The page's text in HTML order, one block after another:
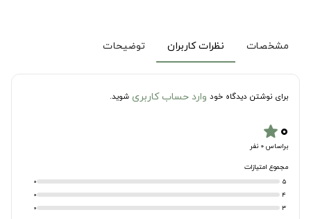
مشخصات نظرات کاربران توضیحات
برای نوشتن دیدگاه خود وارد حساب کاربری شوید.
۰star
براساس 0 نفر
مجموع امتیازات
5
0
4
0
3
0